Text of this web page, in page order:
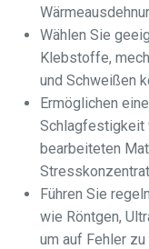
Wählen Sie
Klebstoffe,
und Schweißen
Ermöglichen
Schlagfestigkeit
bearbeiteten
Führen Sie
wie Röntgen,
um auf Fehler zu